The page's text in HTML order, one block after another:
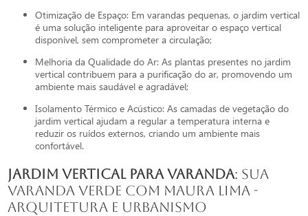
Otimização de Espaço: Em varandas pequenas, o jardim vertical
é uma solução inteligente para aproveitar o espaço vertical
disponível, sem comprometer a circulação;
Melhoria da Qualidade do Ar: As plantas presentes no jardim
vertical contribuem para a purificação do ar, promovendo um
ambiente mais saudável e agradável;
Isolamento Térmico e Acústico: As camadas de vegetação do
jardim vertical ajudam a regular a temperatura interna e
reduzir os ruídos externos, criando um ambiente mais
confortável.
jardim vertical para varanda: Sua
Varanda Verde com Maura Lima -
Arquitetura e Urbanismo